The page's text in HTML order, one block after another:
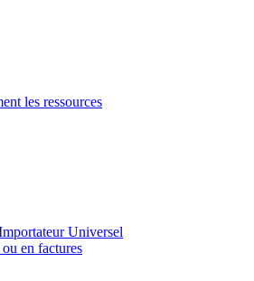
les ressources
Universel
en factures